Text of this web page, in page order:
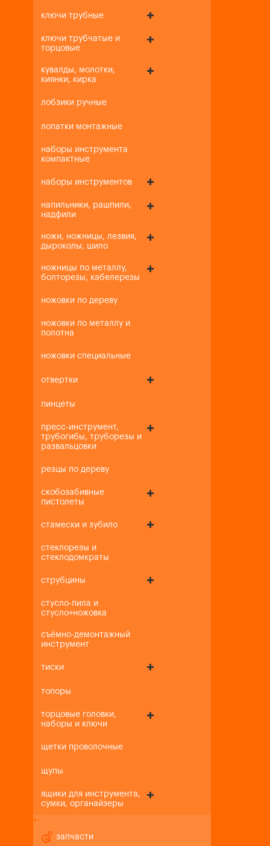
ключи трубные
ключи трубчатые и
торцовые
кувалды, молотки,
киянки, кирка
лобзики ручные
лопатки монтажные
наборы инструмента
компактные
наборы инструментов
напильники, рашпили,
надфили
ножи, ножницы, лезвия,
дыроколы, шило
ножницы по металлу,
болторезы, кабелерезы
ножовки по дереву
ножовки по металлу и
полотна
ножовки специальные
отвертки
пинцеты
пресс-инструмент,
трубогибы, труборезы и
развальцовки
резцы по дереву
скобозабивные
пистолеты
стамески и зубило
стеклорезы и
стеклодомкраты
струбцины
стусло-пила и
стусло+ножовка
съёмно-демонтажный
инструмент
тиски
топоры
торцовые головки,
наборы и ключи
щетки проволочные
щупы
ящики для инструмента,
сумки, органайзеры
+-
запчасти